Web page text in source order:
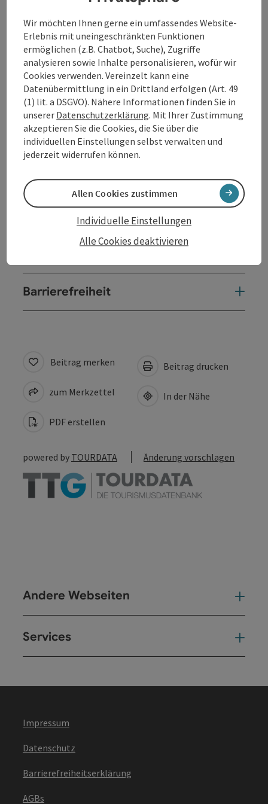
junges Publikum. Sie erinnert uns in charmant
märchenhafter Weise daran, worum es beim
Heranwachsen wirklich geht: Neugier, Freundschaft
und den Mut, Erfahrungen zu machen.
Kontakt
Veranstaltungstermin/e
Veranstaltungsort
Anreise/Lage
Barrierefreiheit
Beitrag merken
zum Merkzettel
PDF erstellen
Beitrag drucken
In der Nähe
powered by TOURDATA Änderung vorschlagen
Andere Webseiten
Services
Impressum
Datenschutz
Barrierefreiheitserklärung
AGBs
Wir möchten Ihnen gerne ein umfassendes Website-
Erlebnis mit uneingeschränkten Funktionen
ermöglichen (z.B. Chatbot, Suche), Zugriffe
analysieren sowie Inhalte personalisieren, wofür wir
Cookies verwenden. Vereinzelt kann eine
Datenübermittlung in ein Drittland erfolgen (Art. 49
(1) lit. a DSGVO). Nähere Informationen finden Sie in
unserer Datenschutzerklärung. Mit Ihrer Zustimmung
akzeptieren Sie die Cookies, die Sie über die
individuellen Einstellungen selbst verwalten und
jederzeit widerrufen können.
Alle Cookies deaktivieren
Individuelle Einstellungen
Allen Cookies zustimmen